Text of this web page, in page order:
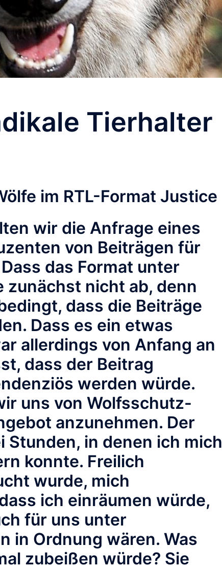
Tierhalter
im RTL-Format Justice
wir die Anfrage eines
von Beiträgen für
das Format unter
zunächst nicht ab, denn
dass die Beiträge
Dass es ein etwas
allerdings von Anfang an
dass der Beitrag
werden würde.
uns von Wolfsschutz-
anzunehmen. Der
Stunden, in denen ich mich
konnte. Freilich
wurde, mich
ich einräumen würde,
für uns unter
in Ordnung wären. Was
zubeißen würde? Sie